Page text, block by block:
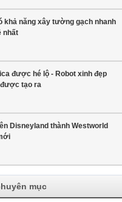
khả năng xây tường gạch nhanh
nhất
được hé lộ - Robot xinh đẹp
tạo ra
Disneyland thành Westworld
mục